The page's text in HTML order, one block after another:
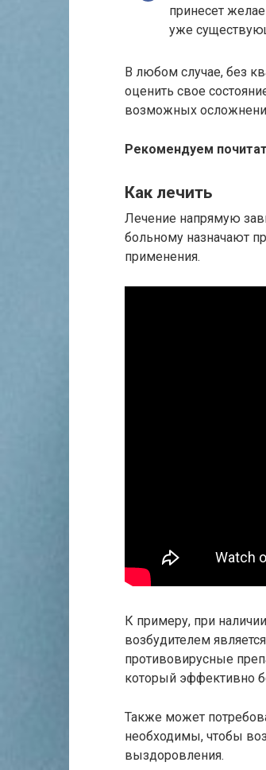
принесет
уже
В любом случае, без
оценить свое
возможных
Рекомендуем
Как лечить
Лечение напрямую
больному назначают
применения.
К примеру, при
возбудителем
противовирусные
который эффективно
Также может
необходимы, чтобы
выздоровления.